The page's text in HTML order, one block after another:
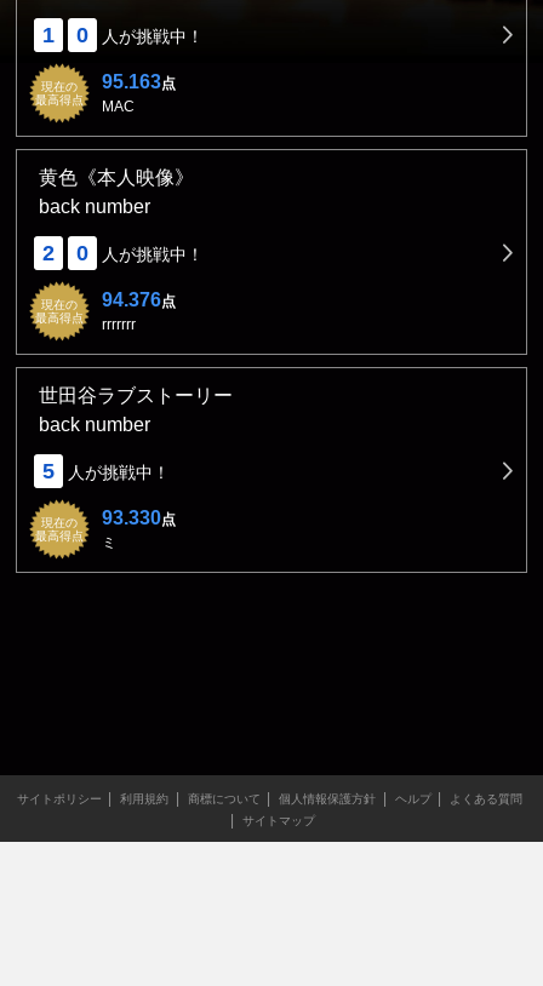
1 0 人が挑戦中！
現在の
最高得点
95.163点
MAC
黄色《本人映像》
back number
2 0 人が挑戦中！
現在の
最高得点
94.376点
rrrrrrr
世田谷ラブストーリー
back number
5 人が挑戦中！
現在の
最高得点
93.330点
ミ
サイトポリシー 利用規約 商標について 個人情報保護方針 ヘルプ
よくある質問
サイトマップ